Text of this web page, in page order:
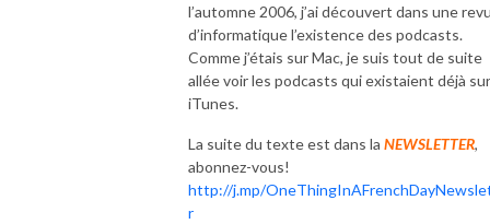
l’automne 2006, j’ai découvert dans une
d’informatique l’existence des podcasts.
Comme j’étais sur Mac, je suis tout de suite
allée voir les podcasts qui existaient déjà sur
iTunes.
La suite du texte est dans la NEWSLETTER,
abonnez-vous!
http://j.mp/
r